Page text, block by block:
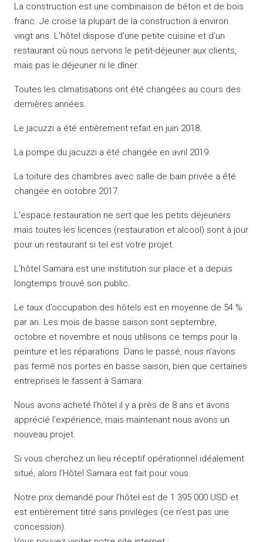
La construction est une combinaison de béton et de bois
franc. Je croise la plupart de la construction à environ
vingt ans. L’hôtel dispose d’une petite cuisine et d’un
restaurant où nous servons le petit-déjeuner aux clients,
mais pas le déjeuner ni le dîner.
Toutes les climatisations ont été changées au cours des
dernières années.
Le jacuzzi a été entièrement refait en juin 2018.
La pompe du jacuzzi a été changée en avril 2019.
La toiture des chambres avec salle de bain privée a été
changée en octobre 2017.
L’espace restauration ne sert que les petits déjeuners
mais toutes les licences (restauration et alcool) sont à jour
pour un restaurant si tel est votre projet.
L’hôtel Samara est une institution sur place et a depuis
longtemps trouvé son public.
Le taux d’occupation des hôtels est en moyenne de 54 %
par an. Les mois de basse saison sont septembre,
octobre et novembre et nous utilisons ce temps pour la
peinture et les réparations. Dans le passé, nous n’avons
pas fermé nos portes en basse saison, bien que certaines
entreprises le fassent à Samara.
Nous avons acheté l’hôtel il y a près de 8 ans et avons
apprécié l’expérience, mais maintenant nous avons un
nouveau projet.
Si vous cherchez un lieu réceptif opérationnel idéalement
situé, alors l’Hôtel Samara est fait pour vous.
Notre prix demandé pour l’hôtel est de 1 395 000 USD et
est entièrement titré sans privilèges (ce n’est pas une
concession).